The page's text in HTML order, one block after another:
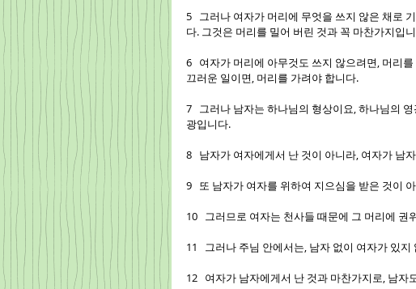
5   그러나 여자가 머리에 무엇을 쓰지 않은 채로
다. 그것은 머리를 밀어 버린 것과 꼭 마찬가지입
6   여자가 머리에 아무것도 쓰지 않으려면, 머리
끄러운 일이면, 머리를 가려야 합니다.
7   그러나 남자는 하나님의 형상이요, 하나님의
광입니다.
8   남자가 여자에게서 난 것이 아니라, 여자가 남
9   또 남자가 여자를 위하여 지으심을 받은 것이
10   그러므로 여자는 천사들 때문에 그 머리에
11   그러나 주님 안에서는, 남자 없이 여자가 있
12   여자가 남자에게서 난 것과 마찬가지로, 남